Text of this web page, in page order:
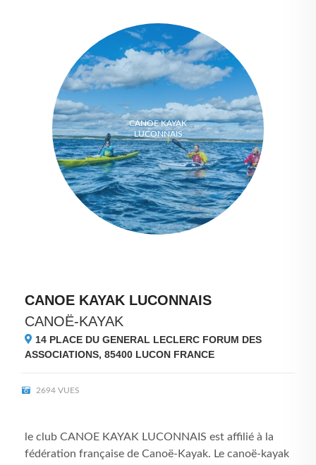
CANOE KAYAK
LUCONNAIS
CANOE KAYAK LUCONNAIS
CANOË-KAYAK
14 PLACE DU GENERAL LECLERC FORUM DES
ASSOCIATIONS, 85400 LUCON FRANCE
2694 VUES
le club CANOE KAYAK LUCONNAIS est affilié à la
fédération française de Canoë-Kayak. Le canoë-kayak